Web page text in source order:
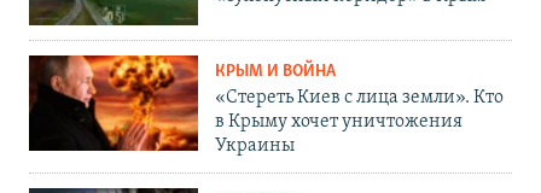
КРЫМ И ВОЙНА
«Стереть Киев с лица земли». Кто
в Крыму хочет уничтожения
Украины